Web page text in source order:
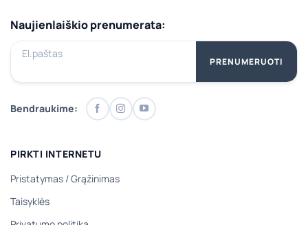
Naujienlaiškio prenumerata:
El.paštas
PRENUMERUOTI
Bendraukime:
PIRKTI INTERNETU
Pristatymas /Grąžinimas
Taisyklės